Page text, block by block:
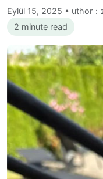
Eylül 15, 2025 • uthor：
2 minute read